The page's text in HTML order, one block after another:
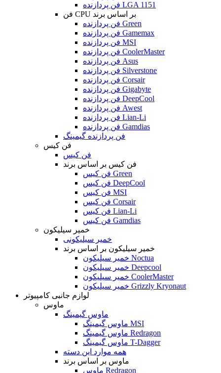
فن پردازنده LGA 1151
فن CPU بر اساس برند
فن پردازنده Green
فن پردازنده Gamemax
فن پردازنده MSI
فن پردازنده CoolerMaster
فن پردازنده Asus
فن پردازنده Silverstone
فن پردازنده Corsair
فن پردازنده Gigabyte
فن پردازنده DeepCool
فن پردازنده Awest
فن پردازنده Lian-Li
فن پردازنده Gamdias
فن پردازنده گیمینگ
فن کیس
فن کیس
فن کیس بر اساس برند
فن کیس Green
فن کیس DeepCool
فن کیس MSI
فن کیس Corsair
فن کیس Lian-Li
فن کیس Gamdias
خمیر سیلیکون
خمیر سیلیکونی
خمیر سیلیکون بر اساس برند
خمیر سیلیکون Noctua
خمیر سیلیکون Deepcool
خمیر سیلیکون CoolerMaster
خمیر سیلیکون Grizzly Kryonaut
لوازم جانبی کامپیوتر
ماوس
ماوس گیمینگ
ماوس گیمینگ MSI
ماوس گیمینگ Redragon
ماوس گیمینگ T-Dagger
همه موارد این دسته
ماوس بر اساس برند
ماوس Redragon